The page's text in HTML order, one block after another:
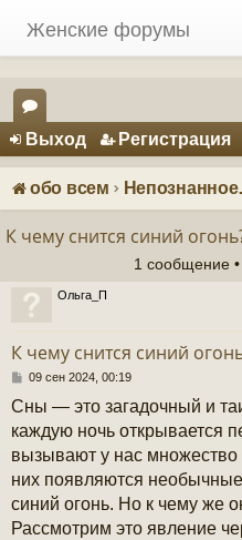
Женские форумы
Регистрация
ор
ум
Выход Регистрация
обо всем
К чему снится синий
1 сообщение
Ольга_П
К чему снится синий
С
о
б
е
н
е
09 сен 2024, 00:19
Сны — это загадочный и
каждую ночь открывается
вызывают у нас множество
них появляются
синий огонь. Но к чему же
Рассмотрим это явление